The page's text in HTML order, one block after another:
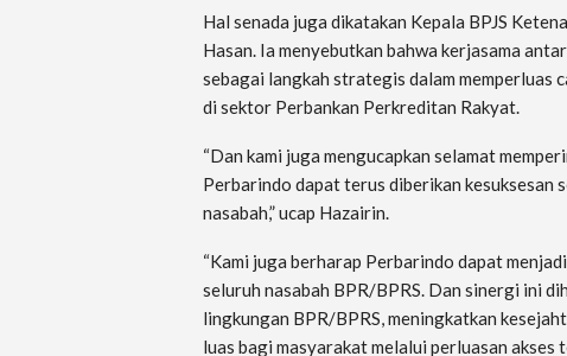
Hal senada juga dikatakan Kepala BPJS
Hasan. Ia menyebutkan bahwa kerjasama
sebagai langkah strategis dalam memperluas
di sektor Perbankan Perkreditan Rakyat.
“Dan kami juga mengucapkan selamat
Perbarindo dapat terus diberikan
nasabah,” ucap Hazairin.
“Kami juga berharap Perbarindo dapat
seluruh nasabah BPR/BPRS. Dan sinergi ini
lingkungan BPR/BPRS, meningkatkan
luas bagi masyarakat melalui perluasan akses